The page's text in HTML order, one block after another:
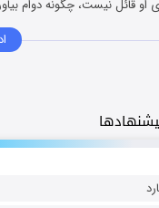
او قائل نیست، چگونه دوام